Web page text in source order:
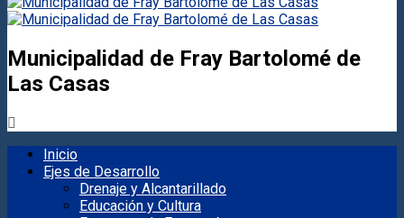
Municipalidad de Fray Bartolomé de
Las Casas
Inicio
Ejes de Desarrollo
Drenaje y Alcantarillado
Educación y Cultura